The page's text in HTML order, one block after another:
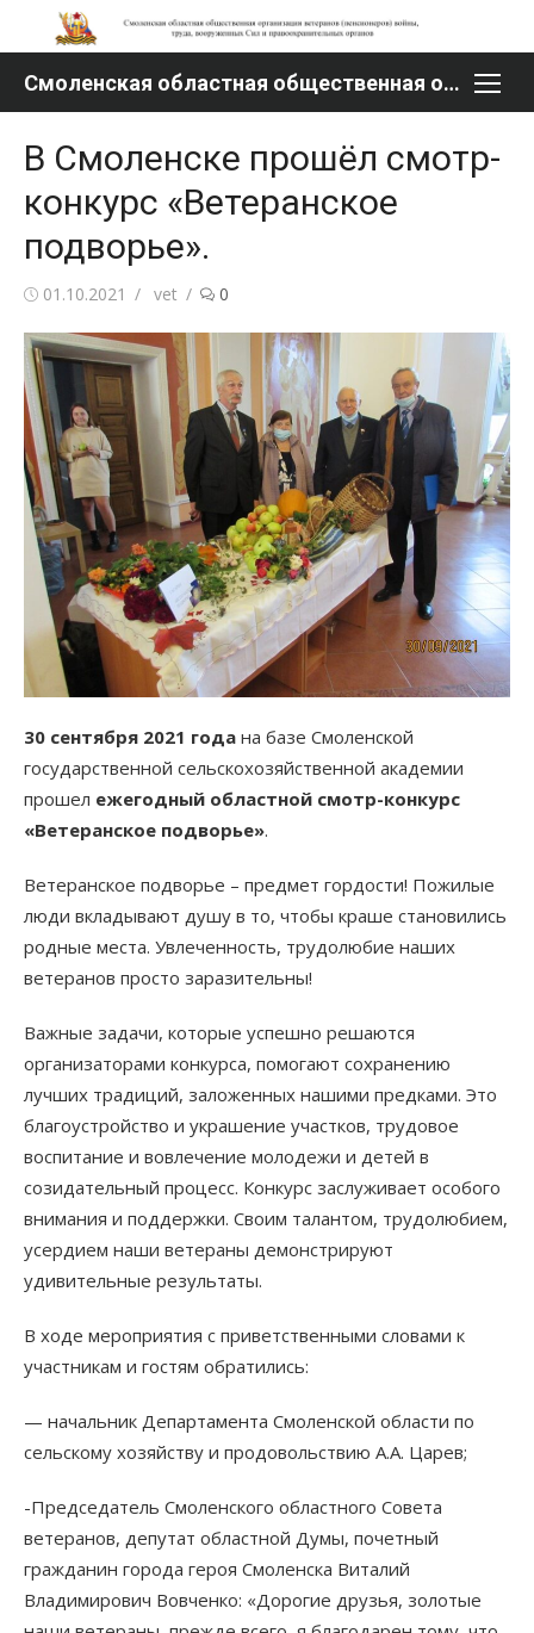
Перейти
содержимому
Смоленская областная общественная организация ветеранов (пенсионеров) войны, труда, вооруженных Сил и правоохранительных органов
В Смоленске прошёл смотр-
конкурс «Ветеранское
подворье».
Опубликовано
01.10.2021 Автор
vet 0
30 сентября 2021 года на базе Смоленской
государственной сельскохозяйственной академии
прошел ежегодный областной смотр-конкурс
«Ветеранское подворье».
Ветеранское подворье – предмет гордости! Пожилые
люди вкладывают душу в то, чтобы краше становились
родные места. Увлеченность, трудолюбие наших
ветеранов просто заразительны!
Важные задачи, которые успешно решаются
организаторами конкурса, помогают сохранению
лучших традиций, заложенных нашими предками. Это
благоустройство и украшение участков, трудовое
воспитание и вовлечение молодежи и детей в
созидательный процесс. Конкурс заслуживает особого
внимания и поддержки. Своим талантом, трудолюбием,
усердием наши ветераны демонстрируют
удивительные результаты.
В ходе мероприятия с приветственными словами к
участникам и гостям обратились:
— начальник Департамента Смоленской области по
сельскому хозяйству и продовольствию А.А. Царев;
-Председатель Смоленского областного Совета
ветеранов, депутат областной Думы, почетный
гражданин города героя Смоленска Виталий
Владимирович Вовченко: «Дорогие друзья, золотые